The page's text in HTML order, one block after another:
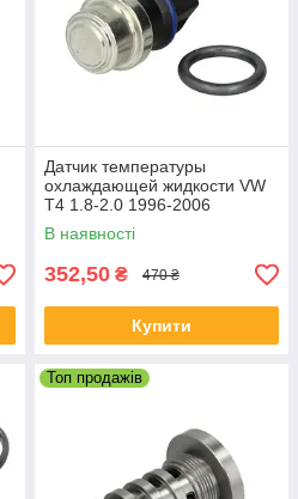
Датчик температуры
охлаждающей жидкости VW
T4 1.8-2.0 1996-2006
В наявності
352,50 ₴ 470 ₴
Купити
Топ продажів